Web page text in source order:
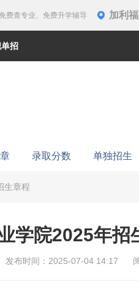
费查专业、免费升学辅导 加利
招
录取分数 单独招生
生章程
学院2025年招
发布时间：2025-07-04 14:17